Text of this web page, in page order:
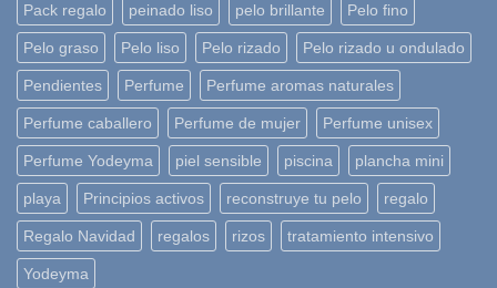
Pack regalo peinado liso pelo brillante Pelo fino
Pelo graso Pelo liso Pelo rizado Pelo rizado u ondulado
Pendientes Perfume Perfume aromas naturales
Perfume caballero Perfume de mujer Perfume unisex
Perfume Yodeyma piel sensible piscina plancha mini
playa Principios activos reconstruye tu pelo regalo
Regalo Navidad regalos rizos tratamiento intensivo
Yodeyma